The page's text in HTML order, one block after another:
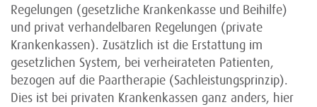
Regelungen (gesetzliche Krankenkasse und Beihilfe)
und privat verhandelbaren Regelungen (private
Krankenkassen). Zusätzlich ist die Erstattung im
gesetzlichen System, bei verheirateten Patienten,
bezogen auf die Paartherapie (Sachleistungsprinzip).
Dies ist bei privaten Krankenkassen ganz anders, hier